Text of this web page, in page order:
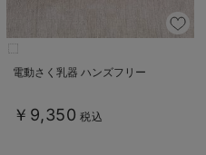
電動さく乳器 ハンズフリー
￥9,350 税込